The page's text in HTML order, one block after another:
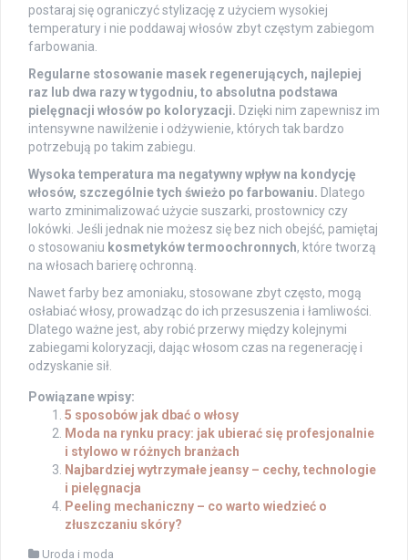
postaraj się ograniczyć stylizację z użyciem wysokiej
temperatury i nie poddawaj włosów zbyt częstym zabiegom
farbowania.
Regularne stosowanie masek regenerujących, najlepiej
raz lub dwa razy w tygodniu, to absolutna podstawa
pielęgnacji włosów po koloryzacji. Dzięki nim zapewnisz im
intensywne nawilżenie i odżywienie, których tak bardzo
potrzebują po takim zabiegu.
Wysoka temperatura ma negatywny wpływ na kondycję
włosów, szczególnie tych świeżo po farbowaniu. Dlatego
warto zminimalizować użycie suszarki, prostownicy czy
lokówki. Jeśli jednak nie możesz się bez nich obejść, pamiętaj
o stosowaniu kosmetyków termoochronnych, które tworzą
na włosach barierę ochronną.
Nawet farby bez amoniaku, stosowane zbyt często, mogą
osłabiać włosy, prowadząc do ich przesuszenia i łamliwości.
Dlatego ważne jest, aby robić przerwy między kolejnymi
zabiegami koloryzacji, dając włosom czas na regenerację i
odzyskanie sił.
Powiązane wpisy:
5 sposobów jak dbać o włosy
Moda na rynku pracy: jak ubierać się profesjonalnie
i stylowo w różnych branżach
Najbardziej wytrzymałe jeansy – cechy, technologie
i pielęgnacja
Peeling mechaniczny – co warto wiedzieć o
złuszczaniu skóry?
Uroda i moda